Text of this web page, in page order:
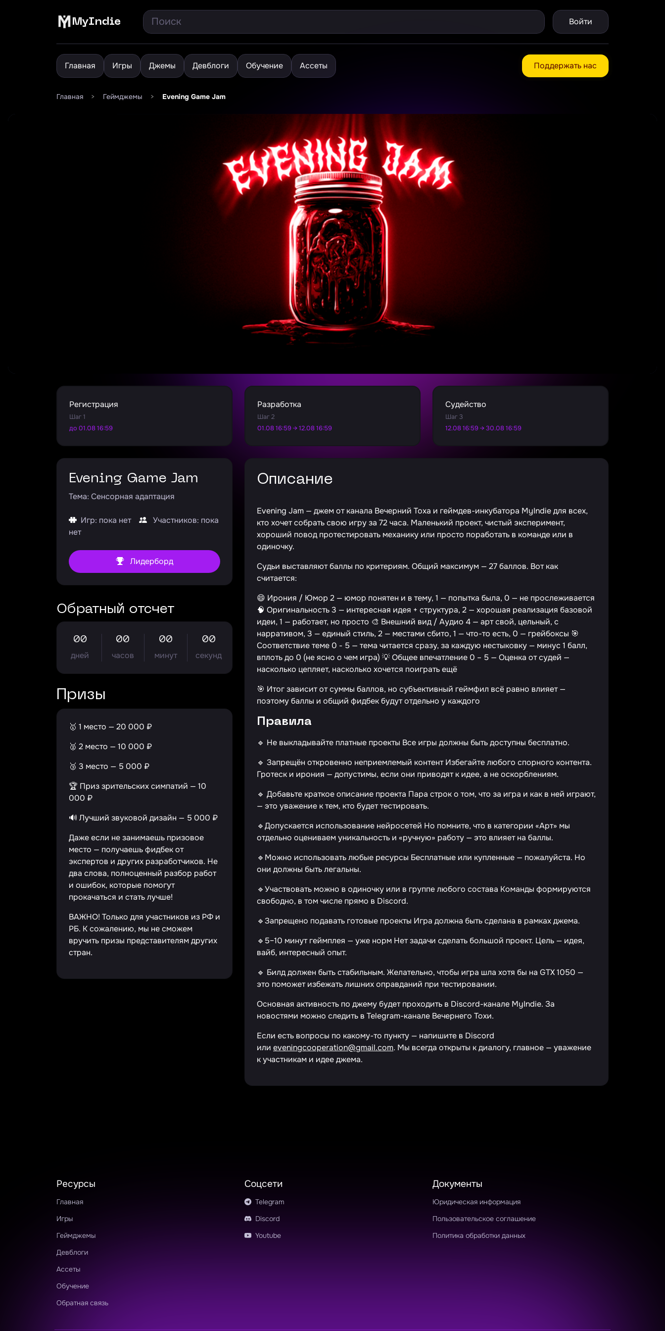
MyIndie Войти
Главная Игры Джемы Девблоги Обучение Ассеты Поддержать нас
Главная > Геймджемы > Evening Game Jam
Регистрация
Шаг 1
до 01.08 16:59
Разработка
Шаг 2
01.08 16:59 → 12.08 16:59
Судейство
Шаг 3
12.08 16:59 → 30.08 16:59
Evening Game Jam
Тема: Сенсорная адаптация
Игр: пока нет
Участников: пока
нет
Лидерборд
Обратный отсчет
00
дней
00
часов
00
минут
00
секунд
Призы
🥇 1 место — 20 000 ₽
🥈 2 место — 10 000 ₽
🥉 3 место — 5 000 ₽
🏆 Приз зрительских симпатий — 10
000 ₽
🔊 Лучший звуковой дизайн — 5 000 ₽
Даже если не занимаешь призовое
место — получаешь фидбек от
экспертов и других разработчиков. Не
два слова, полноценный разбор работ
и ошибок, которые помогут
прокачаться и стать лучше!
ВАЖНО! Только для участников из РФ и
РБ. К сожалению, мы не сможем
вручить призы представителям других
стран.
Описание
Evening Jam — джем от канала Вечерний Тоха и геймдев-инкубатора MyIndie для всех,
кто хочет собрать свою игру за 72 часа. Маленький проект, чистый эксперимент,
хороший повод протестировать механику или просто поработать в команде или в
одиночку.
Судьи выставляют баллы по критериям. Общий максимум — 27 баллов. Вот как
считается:
😄 Ирония / Юмор 2 — юмор понятен и в тему, 1 — попытка была, 0 — не прослеживается
🧠 Оригинальность 3 — интересная идея + структура, 2 — хорошая реализация базовой
идеи, 1 — работает, но просто 🎨 Внешний вид / Аудио 4 — арт свой, цельный, с
нарративом, 3 — единый стиль, 2 — местами сбито, 1 — что-то есть, 0 — грейбоксы 🎯
Соответствие теме 0 - 5 — тема читается сразу, за каждую нестыковку — минус 1 балл,
вплоть до 0 (не ясно о чем игра) 💡 Общее впечатление 0 – 5 — Оценка от судей —
насколько цепляет, насколько хочется поиграть ещё
🎯 Итог зависит от суммы баллов, но субъективный геймфил всё равно влияет —
поэтому баллы и общий фидбек будут отдельно у каждого
Правила
🔹 Не выкладывайте платные проекты Все игры должны быть доступны бесплатно.
🔹 Запрещён откровенно неприемлемый контент Избегайте любого спорного контента.
Гротеск и ирония — допустимы, если они приводят к идее, а не оскорблениям.
🔹 Добавьте краткое описание проекта Пара строк о том, что за игра и как в ней играют,
— это уважение к тем, кто будет тестировать.
🔹Допускается использование нейросетей Но помните, что в категории «Арт» мы
отдельно оцениваем уникальность и «ручную» работу — это влияет на баллы.
🔹Можно использовать любые ресурсы Бесплатные или купленные — пожалуйста. Но
они должны быть легальны.
🔹Участвовать можно в одиночку или в группе любого состава Команды формируются
свободно, в том числе прямо в Discord.
🔹Запрещено подавать готовые проекты Игра должна быть сделана в рамках джема.
🔹5–10 минут геймплея — уже норм Нет задачи сделать большой проект. Цель — идея,
вайб, интересный опыт.
🔹 Билд должен быть стабильным. Желательно, чтобы игра шла хотя бы на GTX 1050 —
это поможет избежать лишних оправданий при тестировании.
Основная активность по джему будет проходить в Discord-канале MyIndie. За
новостями можно следить в Telegram-канале Вечернего Тохи.
Если есть вопросы по какому-то пункту — напишите в Discord
или eveningcooperation@gmail.com. Мы всегда открыты к диалогу, главное — уважение
к участникам и идее джема.
Ресурсы
Главная
Игры
Геймджемы
Девблоги
Ассеты
Обучение
Обратная связь
Соцсети
Telegram
Discord
Youtube
Документы
Юридическая информация
Пользовательское соглашение
Политика обработки данных